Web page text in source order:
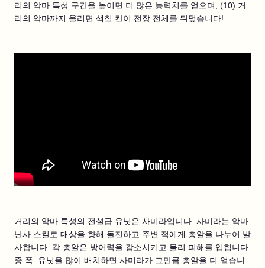
리의 악마 특성 구간을 높이면 더 많은 능력치를 얻으며, (10) 거
리의 악마까지 올리면 색칠 칸이 전장 전체를 뒤덮습니다!
거리의 악마 특성의 전설급 유닛은 사미라입니다. 사미라는 악마
난사 스킬로 대상을 향해 돌진하고 주변 적에게 총알을 나누어 발
사합니다. 각 총알은 방어력을 감소시키고 물리 피해를 입힙니다.
증.폭. 유닛을 많이 배치하면 사미라가 그만큼 총알을 더 얻습니